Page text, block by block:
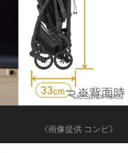
《画像提供 コンビ》